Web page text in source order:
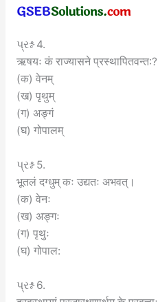
પ્રશ્ન 4.
ऋषयः कं राज्यासने प्रस्थापितवन्त:?
(क) वेनम्
(ख) पृथुम्
(ग) अङ्गं
(घ) गोपालम्
પ્રશ્ન 5.
भूतलं दग्धुम् कः उद्यतः अभवत्।
(क) वेनः
(ख) अङ्गः
(ग) पृथुः
(घ) गोपाल:
પ્રશ્ન 6.